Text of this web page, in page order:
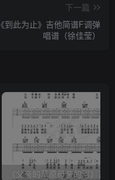
下一篇
《到此为止》吉他简谱F调弹
唱谱（徐佳莹）